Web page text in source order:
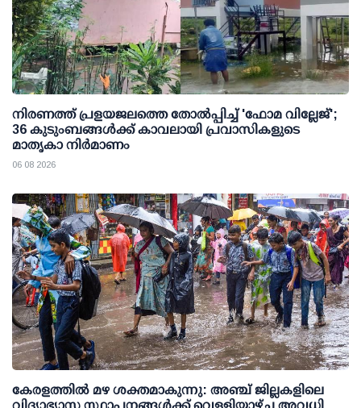
നിരണത്ത് പ്രളയജലത്തെ തോല്‍പ്പിച്ച് 'ഫോമ വില്ലേജ്';
36 കുടുംബങ്ങള്‍ക്ക് കാവലായി പ്രവാസികളുടെ
മാതൃകാ നിര്‍മാണം
06 08 2026
കേരളത്തില്‍ മഴ ശക്തമാകുന്നു: അഞ്ച് ജില്ലകളിലെ